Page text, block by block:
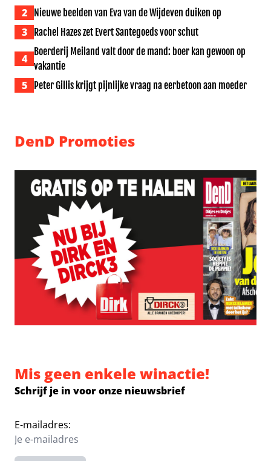
2 Nieuwe beelden van Eva van de Wijdeven duiken op
3 Rachel Hazes zet Evert Santegoeds voor schut
4
Boerderij Meiland valt door de mand: boer kan gewoon op
vakantie
5 Peter Gillis krijgt pijnlijke vraag na eerbetoon aan moeder
DenD Promoties
Mis geen enkele winactie!
Schrijf je in voor onze nieuwsbrief
E-mailadres: